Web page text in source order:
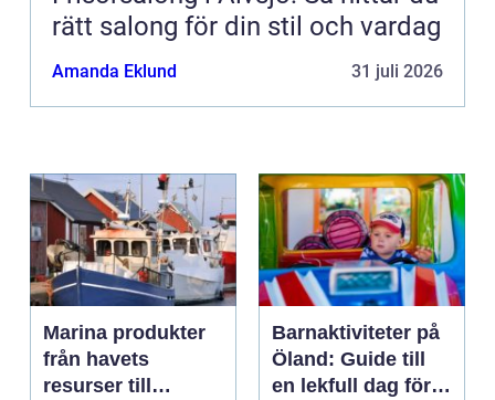
rätt salong för din stil och vardag
Amanda Eklund 31 juli 2026
Marina produkter
från havets
resurser till
Barnaktiviteter på
Öland: Guide till
en lekfull dag för